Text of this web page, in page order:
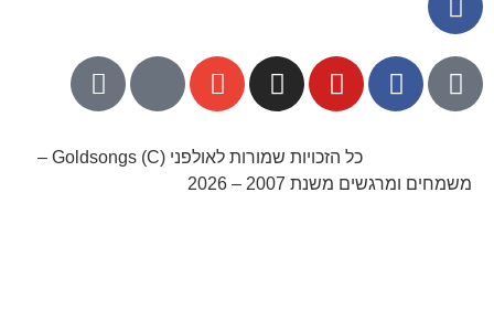
כל הזכויות שמורות לאולפני Goldsongs (C) –
משמחים ומרגשים משנת 2007 – 2026